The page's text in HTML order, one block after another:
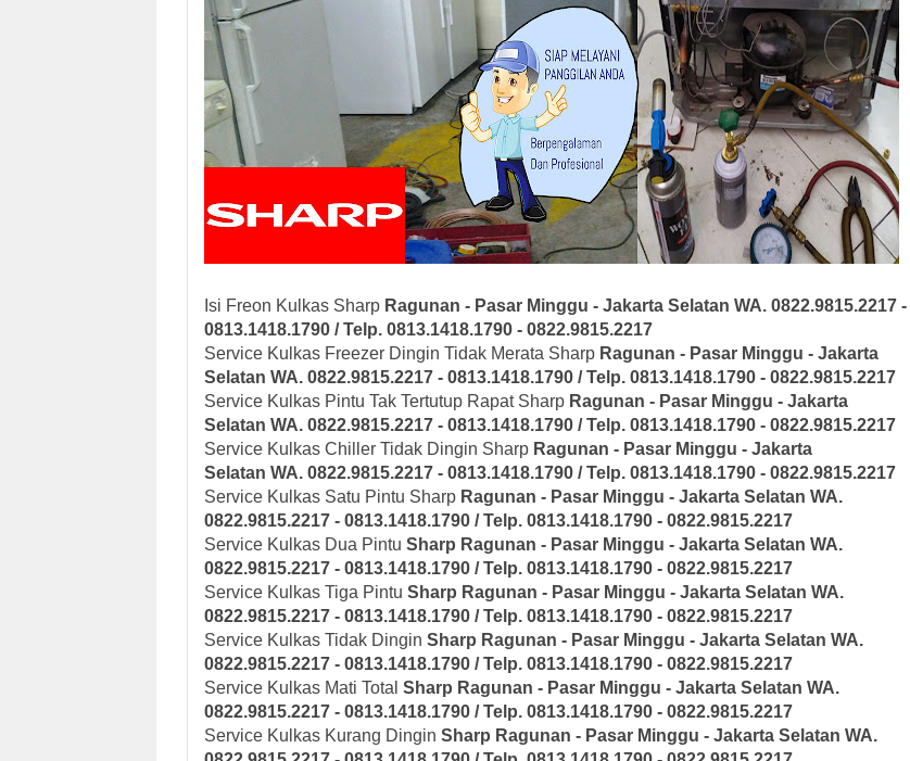
Isi Freon Kulkas Sharp Ragunan - Pasar Minggu - Jakarta Selatan WA. 0822.9815.2217 -
0813.1418.1790 / Telp. 0813.1418.1790 - 0822.9815.2217
Service Kulkas Freezer Dingin Tidak Merata Sharp Ragunan - Pasar Minggu - Jakarta
Selatan WA. 0822.9815.2217 - 0813.1418.1790 / Telp. 0813.1418.1790 - 0822.9815.2217
Service Kulkas Pintu Tak Tertutup Rapat Sharp Ragunan - Pasar Minggu - Jakarta
Selatan WA. 0822.9815.2217 - 0813.1418.1790 / Telp. 0813.1418.1790 - 0822.9815.2217
Service Kulkas Chiller Tidak Dingin Sharp Ragunan - Pasar Minggu - Jakarta
Selatan WA. 0822.9815.2217 - 0813.1418.1790 / Telp. 0813.1418.1790 - 0822.9815.2217
Service Kulkas Satu Pintu Sharp Ragunan - Pasar Minggu - Jakarta Selatan WA.
0822.9815.2217 - 0813.1418.1790 / Telp. 0813.1418.1790 - 0822.9815.2217
Service Kulkas Dua Pintu Sharp Ragunan - Pasar Minggu - Jakarta Selatan WA.
0822.9815.2217 - 0813.1418.1790 / Telp. 0813.1418.1790 - 0822.9815.2217
Service Kulkas Tiga Pintu Sharp Ragunan - Pasar Minggu - Jakarta Selatan WA.
0822.9815.2217 - 0813.1418.1790 / Telp. 0813.1418.1790 - 0822.9815.2217
Service Kulkas Tidak Dingin Sharp Ragunan - Pasar Minggu - Jakarta Selatan WA.
0822.9815.2217 - 0813.1418.1790 / Telp. 0813.1418.1790 - 0822.9815.2217
Service Kulkas Mati Total Sharp Ragunan - Pasar Minggu - Jakarta Selatan WA.
0822.9815.2217 - 0813.1418.1790 / Telp. 0813.1418.1790 - 0822.9815.2217
Service Kulkas Kurang Dingin Sharp Ragunan - Pasar Minggu - Jakarta Selatan WA.